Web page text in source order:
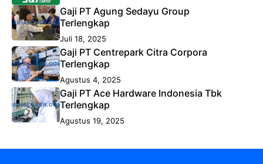
Gaji PT Agung Sedayu Group
Terlengkap
Juli 18, 2025
Gaji PT Centrepark Citra Corpora
Terlengkap
Agustus 4, 2025
Gaji PT Ace Hardware Indonesia Tbk
Terlengkap
Agustus 19, 2025